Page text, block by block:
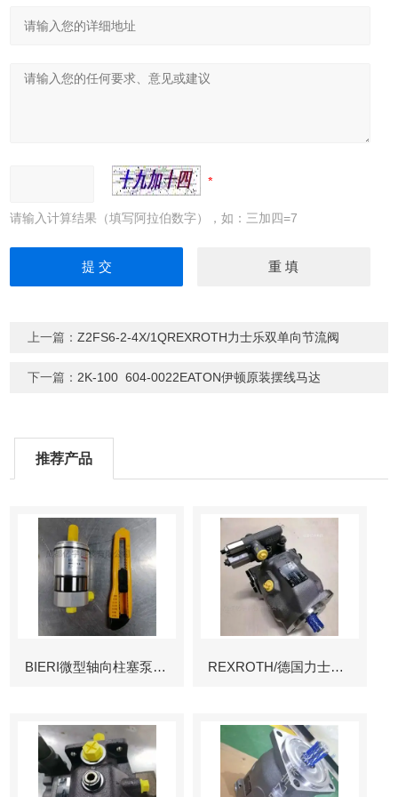
请输入计算结果（填写阿拉伯数字），如：三加四=7
上一篇：Z2FS6-2-4X/1QREXROTH力士乐双单向节流阀
下一篇： 2K-100 604-0022EATON伊顿原装摆线马达
推荐产品
BIERI微型轴向柱塞泵AKP REXROTH/德国力士乐叶片泵